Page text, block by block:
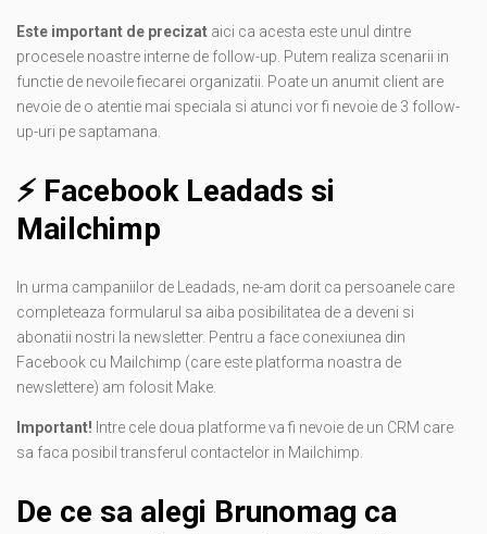
Este important de precizat aici ca acesta este unul dintre
procesele noastre interne de follow-up. Putem realiza scenarii in
functie de nevoile fiecarei organizatii. Poate un anumit client are
nevoie de o atentie mai speciala si atunci vor fi nevoie de 3 follow-
up-uri pe saptamana.
⚡️ Facebook Leadads si
Mailchimp
In urma campaniilor de Leadads, ne-am dorit ca persoanele care
completeaza formularul sa aiba posibilitatea de a deveni si
abonatii nostri la newsletter. Pentru a face conexiunea din
Facebook cu Mailchimp (care este platforma noastra de
newslettere) am folosit Make.
Important! Intre cele doua platforme va fi nevoie de un CRM care
sa faca posibil transferul contactelor in Mailchimp.
De ce sa alegi Brunomag ca